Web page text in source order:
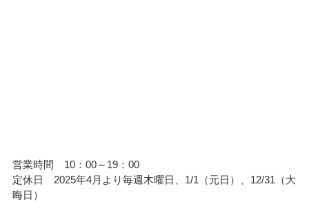
営業時間 10：00～19：00
定休日 2025年4月より毎週木曜日、1/1（元日）、12/31（大
晦日）